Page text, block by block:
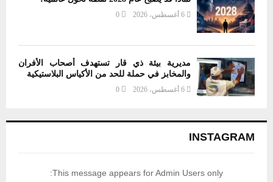
6 أغسطس، 2026 0
مديرية بيئة ذي قار تستهدف أصحاب الأفران
والمخابز في حملة للحد من الأكياس البلاستيكية
6 أغسطس، 2026 0
INSTAGRAM
This message appears for Admin Users only: